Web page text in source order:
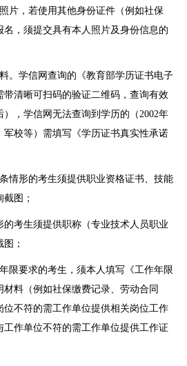
片，若使用其他身份证件（例如社保
，须提交具有本人照片及身份信息的
。学信网查询的《教育部学历证书电子
清晰可扫码的验证二维码，查询有效
，学信网无法查询到学历的（2002年
军校等）需填写《学历证书真实性承诺
情形的考生须提供职业资格证书、技能
图；
的考生须提供职称（专业技术人员职业
；
限要求的考生，须本人填写《工作年限
料（例如社保缴费记录、劳动合同
不符的需工作单位提供相关岗位工作
作单位不符的需工作单位提供工作证